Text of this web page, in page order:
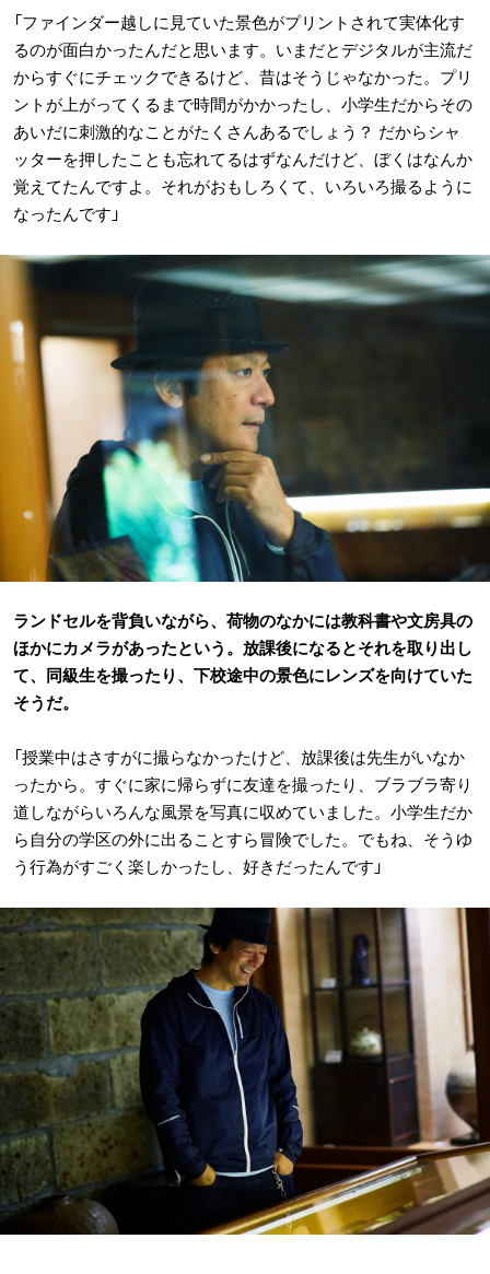
「ファインダー越しに見ていた景色がプリントされて実体化す
るのが面白かったんだと思います。いまだとデジタルが主流だ
からすぐにチェックできるけど、昔はそうじゃなかった。プリ
ントが上がってくるまで時間がかかったし、小学生だからその
あいだに刺激的なことがたくさんあるでしょう？ だからシャ
ッターを押したことも忘れてるはずなんだけど、ぼくはなんか
覚えてたんですよ。それがおもしろくて、いろいろ撮るように
なったんです」
ランドセルを背負いながら、荷物のなかには教科書や文房具の
ほかにカメラがあったという。放課後になるとそれを取り出し
て、同級生を撮ったり、下校途中の景色にレンズを向けていた
そうだ。
「授業中はさすがに撮らなかったけど、放課後は先生がいなか
ったから。すぐに家に帰らずに友達を撮ったり、ブラブラ寄り
道しながらいろんな風景を写真に収めていました。小学生だか
ら自分の学区の外に出ることすら冒険でした。でもね、そうゆ
う行為がすごく楽しかったし、好きだったんです」